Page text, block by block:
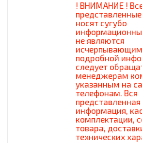
! ВНИМАНИЕ !
носят сугубо
не являются
подробной
следует
менеджерам
указанным на
телефонам. Вся
информация,
комплектации,
товара,
технических